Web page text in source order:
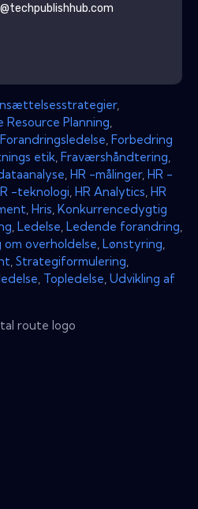
,
Resource Planning
Forandringsledelse Forbedring
etik Fraværshåndtering
HR -målinger, HR -
-teknologi HR Analytics HR
Hris Konkurrencedygtig
Ledelse Ledende forandring
om overholdelse Lønstyring
Strategiformulering
Topledelse Udvikling af